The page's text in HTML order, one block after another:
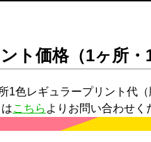
ト価格（1ヶ所・1
1色レギュラープリント代
こちら よりお問い合わせく